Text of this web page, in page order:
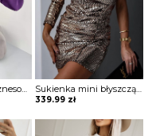
Sukienka mini biznesowa Meggan Sukienka mini błyszcząca na jedno ramię Vildan
339.99 zł